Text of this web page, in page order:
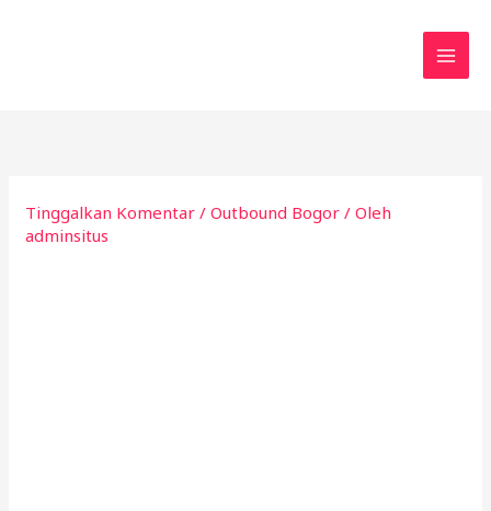
Tinggalkan Komentar /Outbound Bogor / Oleh
adminsitus